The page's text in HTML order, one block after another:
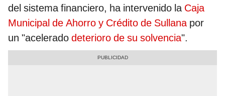
del sistema financiero, ha intervenido la Caja
Municipal de Ahorro y Crédito de Sullana por
un "acelerado deterioro de su solvencia".